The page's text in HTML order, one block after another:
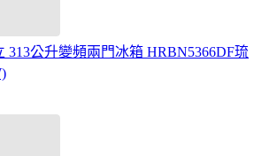
313公升變頻兩門冰箱 HRBN5366DF琉